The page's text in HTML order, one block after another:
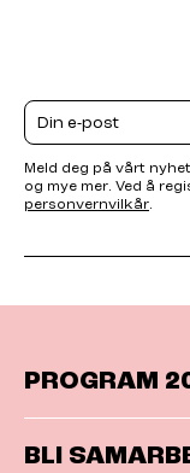
Email
Meld deg på vårt
og mye mer. Ved å
personvernvilkår.
PROGRAM
BLI